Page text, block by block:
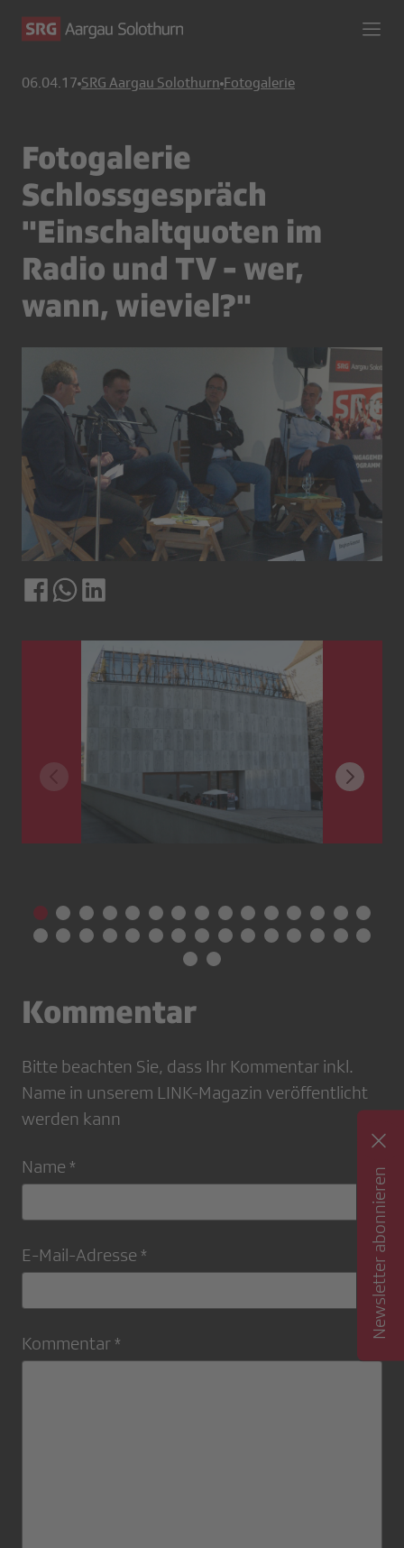
06.04.17 SRG Aargau Solothurn Fotogalerie
Fotogalerie
Schlossgespräch
"Einschaltquoten im
Radio und TV - wer,
wann, wieviel?"
Kommentar
Bitte beachten Sie, dass Ihr Kommentar inkl.
Name in unserem LINK-Magazin veröffentlicht
werden kann
Name *
E-Mail-Adresse *
Kommentar *
Newsletter abonnieren